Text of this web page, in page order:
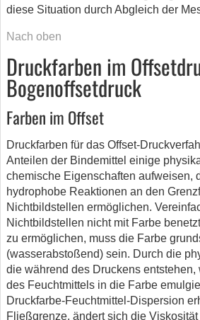
diese Situation durch Abgleich der
Nach oben
Druckfarben im
Bogenoffsetdruck
Farben im Offset
Druckfarben für das Offset-
Anteilen der Bindemittel einige
chemische Eigenschaften aufweisen,
hydrophobe Reaktionen an den
Nichtbildstellen ermöglichen.
Nichtbildstellen nicht mit Farbe
zu ermöglichen, muss die Farbe
(wasserabstoßend) sein. Durch die
die während des Druckens entstehen,
des Feuchtmittels in die Farbe
Druckfarbe-Feuchtmittel-Dispersion
Fließgrenze, ändert sich die